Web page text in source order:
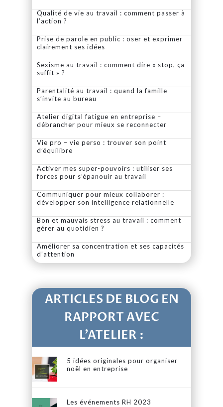
Qualité de vie au travail : comment passer à
l’action ?
Prise de parole en public : oser et exprimer
clairement ses idées
Sexisme au travail : comment dire « stop, ça
suffit » ?
Parentalité au travail : quand la famille
s’invite au bureau
Atelier digital fatigue en entreprise –
débrancher pour mieux se reconnecter
Vie pro – vie perso : trouver son point
d’équilibre
Activer mes super-pouvoirs : utiliser ses
forces pour s’épanouir au travail
Communiquer pour mieux collaborer :
développer son intelligence relationnelle
Bon et mauvais stress au travail : comment
gérer au quotidien ?
Améliorer sa concentration et ses capacités
d’attention
ARTICLES DE BLOG EN
RAPPORT AVEC
L’ATELIER :
5 idées originales pour organiser
noël en entreprise
Les événements RH 2023